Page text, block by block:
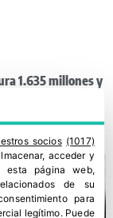
1.635 millones y
socios (1017)
acceder y
esta página web,
de su
para
legítimo. Puede